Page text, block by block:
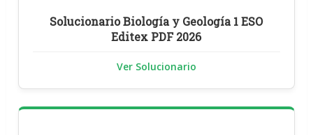
Solucionario Biología y Geología 1 ESO
Editex PDF 2026
Ver Solucionario